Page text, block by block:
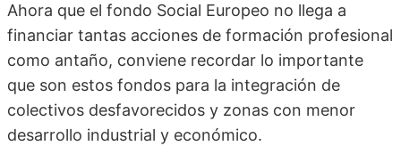
Ahora que el fondo Social Europeo no llega a
financiar tantas acciones de formación profesional
como antaño, conviene recordar lo importante
que son estos fondos para la integración de
colectivos desfavorecidos y zonas con menor
desarrollo industrial y económico.